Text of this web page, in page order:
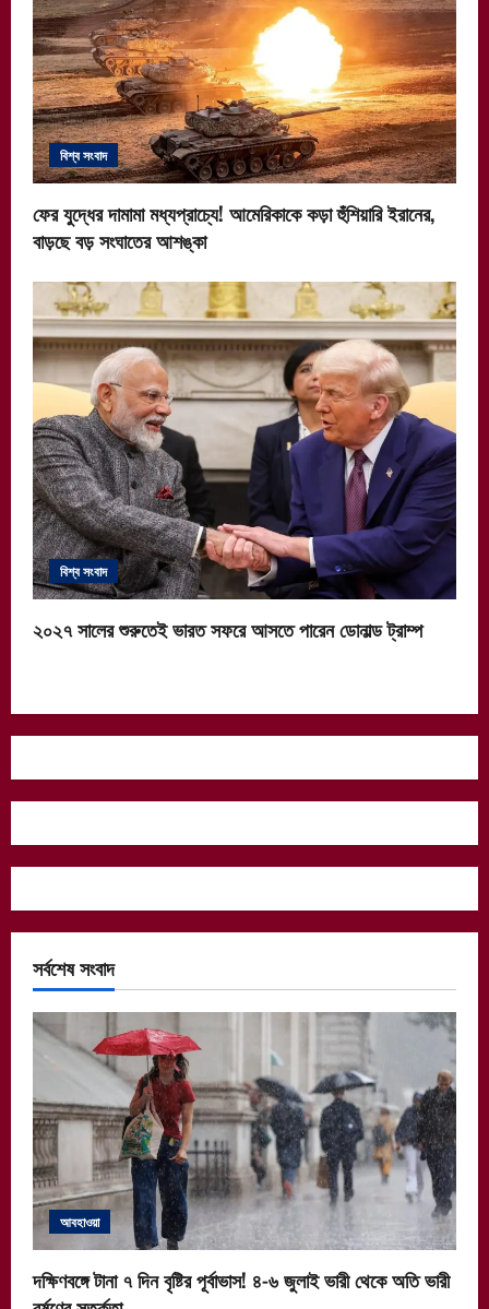
বিশ্ব সংবাদ
ফের যুদ্ধের দামামা মধ্যপ্রাচ্যে! আমেরিকাকে কড়া হুঁশিয়ারি ইরানের,
বাড়ছে বড় সংঘাতের আশঙ্কা
বিশ্ব সংবাদ
২০২৭ সালের শুরুতেই ভারত সফরে আসতে পারেন ডোনাল্ড ট্রাম্প
সর্বশেষ সংবাদ
আবহাওয়া
দক্ষিণবঙ্গে টানা ৭ দিন বৃষ্টির পূর্বাভাস! ৪-৬ জুলাই ভারী থেকে অতি ভারী